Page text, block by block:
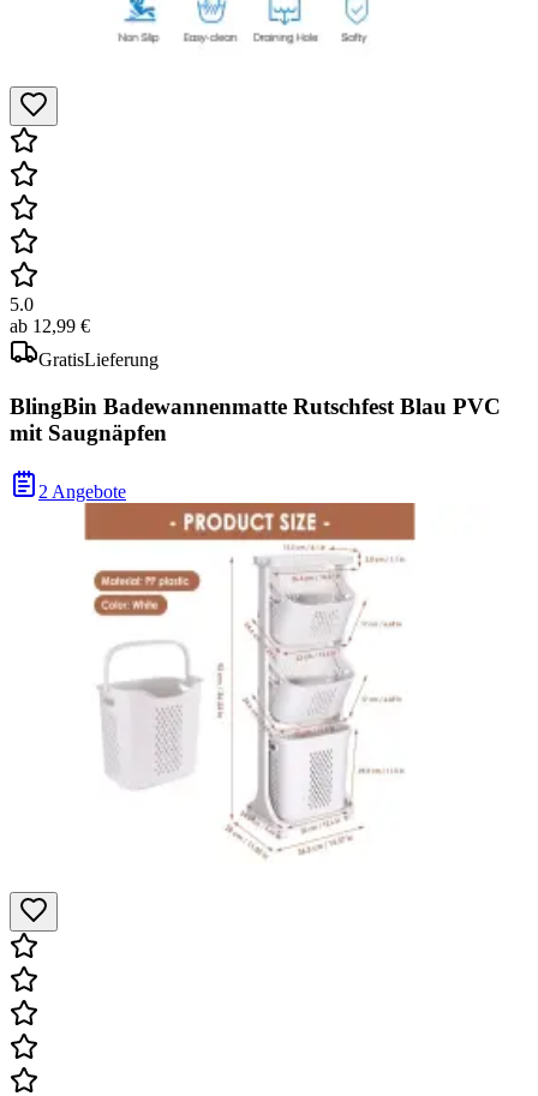
5.0
ab 12,99 €
GratisLieferung
BlingBin Badewannenmatte Rutschfest Blau PVC
mit Saugnäpfen
2 Angebote